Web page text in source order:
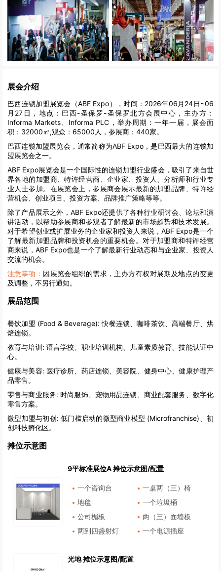
展会介绍
巴西连锁加盟展览会（ABF Expo），时间：2026年06月24日~06
月27日，地点：巴西-圣保罗-圣保罗北方会展中心，主办方：
Informa Markets、Informa PLC，举办周期：一年一届，展会面
积：32000㎡,观众：65000人，参展商：440家。
巴西连锁加盟展览会，通常简称为ABF Expo，是巴西最大的连锁加
盟展览会之一。
ABF Expo展览会是一个国际性的连锁加盟行业盛会，吸引了来自世
界各地的加盟商、特许经营商、企业家、投资人、分析师和行业专
业人士参加。在展览会上，参展商会展示最新的加盟品牌、特许经
营机会、创业项目、投资方案、品牌推广策略等等。
除了产品展示之外，ABF Expo还提供了各种行业研讨会、论坛和演
讲活动，以帮助参展商和参观者了解最新的市场趋势和技术发展。
对于希望创业或扩展业务的企业家和投资人来说，ABF Expo是一个
了解最新加盟品牌和投资机会的重要机会。对于加盟商和特许经营
商来说，ABF Expo也是一个了解最新行业动态和与企业家、投资人
交流的机会。
注意事项： 因展览会组织的需求，主办方有权对展期及地点的变更
及调整，不另行通知。
展品范围
餐饮加盟 (Food & Beverage): 快餐连锁、咖啡茶饮、高端餐厅、烘
焙连锁。
教育与培训: 语言学校、职业培训机构、儿童素质教育、技能认证中
心。
健康与美容: 医疗诊所、药店连锁、美容院、健身中心、健康护理产
品零售。
零售与商业服务: 时尚服饰、宠物用品连锁、商业配套服务、数字化
零售方案。
微型加盟与初创: 低门槛启动的微型商业模型 (Microfranchise)、初
创科技孵化区。
摊位示意图
9平标准展位A 摊位示意图/配置
一个咨询台
一桌两（三）椅
地毯
一个垃圾桶
公司楣板
两（三）面墙板
两到四盏射灯
一个电源插座
光地 摊位示意图/配置